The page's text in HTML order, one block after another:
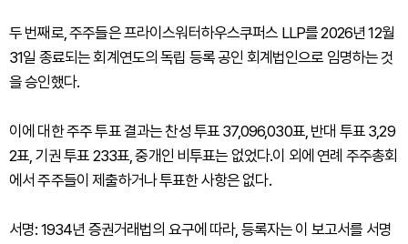
두 번째로, 주주들은 프라이스워터하우스쿠퍼스 LLP를 2026년 12월
31일 종료되는 회계연도의 독립 등록 공인 회계법인으로 임명하는 것
을 승인했다.
이에 대한 주주 투표 결과는 찬성 투표 37,096,030표, 반대 투표 3,29
2표, 기권 투표 233표, 중개인 비투표는 없었다.이 외에 연례 주주총회
에서 주주들이 제출하거나 투표한 사항은 없다.
서명: 1934년 증권거래법의 요구에 따라, 등록자는 이 보고서를 서명